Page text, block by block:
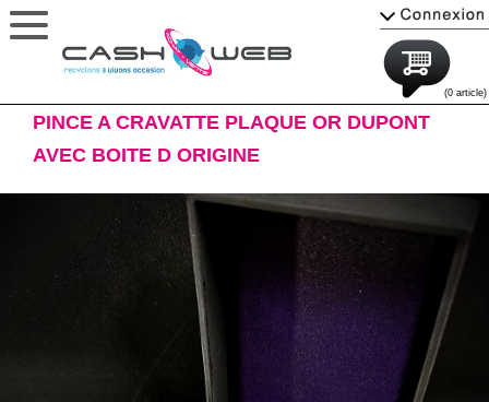
(0 article)
PINCE A CRAVATTE PLAQUE OR DUPONT
AVEC BOITE D ORIGINE